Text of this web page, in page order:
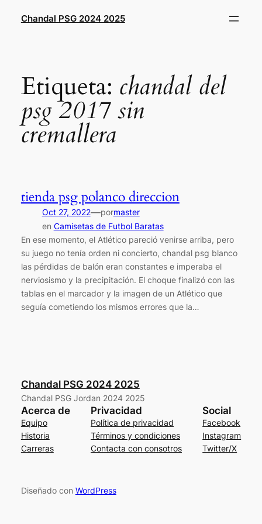
Chandal PSG 2024 2025
Etiqueta: chandal del
psg 2017 sin
cremallera
tienda psg polanco direccion
Oct 27, 2022—pormaster
en Camisetas de Futbol Baratas
En ese momento, el Atlético pareció venirse arriba, pero
su juego no tenía orden ni concierto, chandal psg blanco
las pérdidas de balón eran constantes e imperaba el
nerviosismo y la precipitación. El choque finalizó con las
tablas en el marcador y la imagen de un Atlético que
seguía cometiendo los mismos errores que la…
Chandal PSG 2024 2025
Chandal PSG Jordan 2024 2025
Acerca de
Equipo
Historia
Carreras
Privacidad
Política de privacidad
Términos y condiciones
Contacta con consotros
Social
Facebook
Instagram
Twitter/X
Diseñado con WordPress